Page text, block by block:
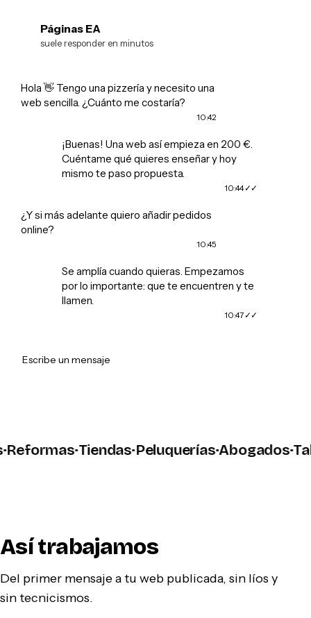
Páginas EA
suele responder en minutos
Hola 👋 Tengo una pizzería y necesito una
web sencilla. ¿Cuánto me costaría?
10:42
¡Buenas! Una web así empieza en 200 €.
Cuéntame qué quieres enseñar y hoy
mismo te paso propuesta.
10:44
¿Y si más adelante quiero añadir pedidos
online?
10:45
Se amplía cuando quieras. Empezamos
por lo importante: que te encuentren y te
llamen.
10:47
Escribe un mensaje
·Tiendas·Peluquerías·Abogados·
Así trabajamos
Del primer mensaje a tu web publicada, sin líos y
sin tecnicismos.